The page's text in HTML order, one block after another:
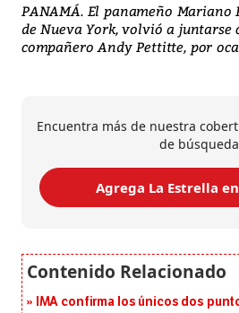
PANAMÁ. El panameño Mariano
de Nueva York, volvió a juntarse
compañero Andy Pettitte, por
Encuentra más de nuestra
de
Agrega La Estrella
IMA confirma los únicos dos